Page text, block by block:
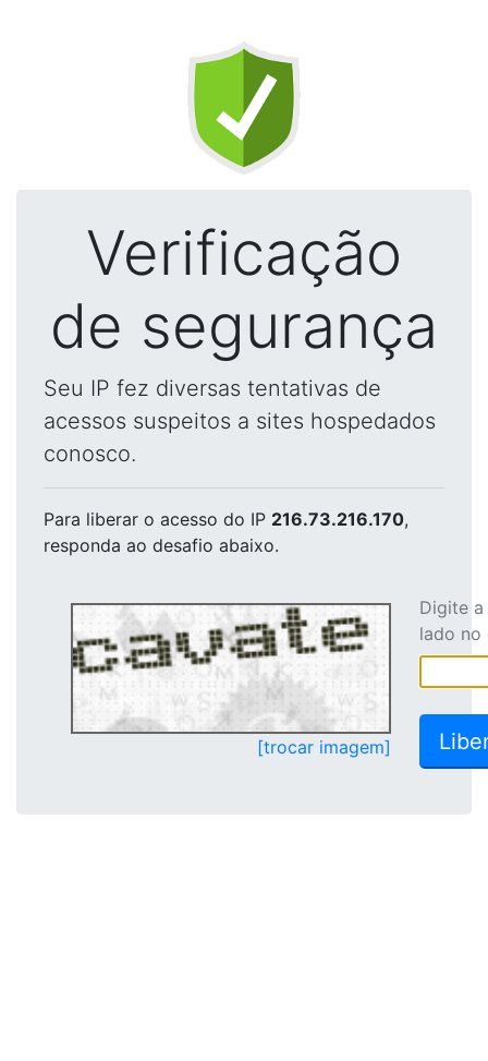
Verificação
de segurança
Seu IP fez diversas tentativas de
acessos suspeitos a sites hospedados
conosco.
Para liberar o acesso do IP 216.73.216.170,
responda ao desafio abaixo.
[trocar imagem]
Digite
lado no